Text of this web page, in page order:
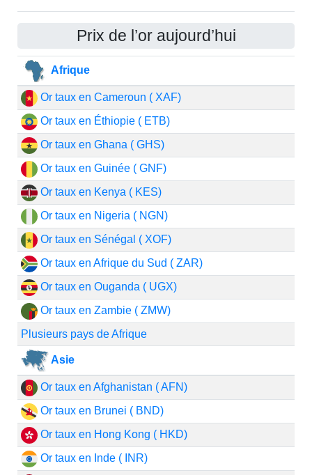
Prix de l’or aujourd’hui
Afrique
Or taux en Cameroun ( XAF)
Or taux en Éthiopie ( ETB)
Or taux en Ghana ( GHS)
Or taux en Guinée ( GNF)
Or taux en Kenya ( KES)
Or taux en Nigeria ( NGN)
Or taux en Sénégal ( XOF)
Or taux en Afrique du Sud ( ZAR)
Or taux en Ouganda ( UGX)
Or taux en Zambie ( ZMW)
Plusieurs pays de Afrique
Asie
Or taux en Afghanistan ( AFN)
Or taux en Brunei ( BND)
Or taux en Hong Kong ( HKD)
Or taux en Inde ( INR)